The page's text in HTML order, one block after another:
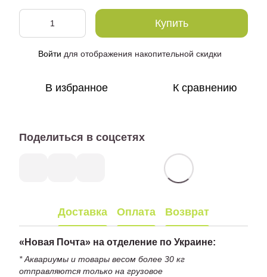
Купить
Войти для отображения накопительной скидки
В избранное К сравнению
Поделиться в соцсетях
Доставка Оплата Возврат
« Новая Почта» на отделение по Украине:
* Аквариумы и товары весом более 30 кг
отправляются только на грузовое